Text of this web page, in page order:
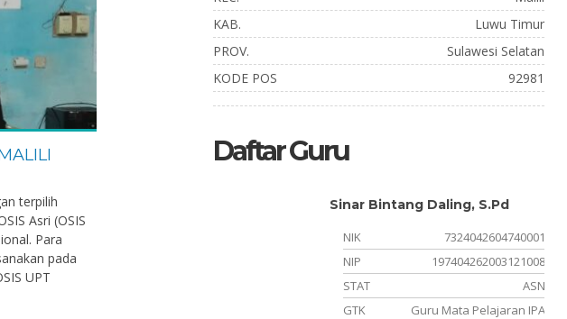
terpilih
Asri (OSIS
Para
pada
UPT
KAB.
Luwu Timur
PROV.
Sulawesi Selatan
KODE POS
92981
Daftar Guru
S.Pd
Sinar Bintang Daling, S.Pd
NIK
7324042604740001
NIP
197404262003121008
STAT
ASN
GTK
Guru Mata Pelajaran IPA